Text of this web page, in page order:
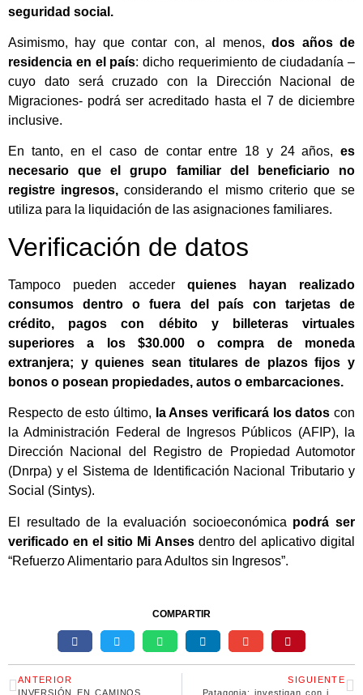
seguridad social.
Asimismo, hay que contar con, al menos,dos años de
residencia en el país: dicho requerimiento de ciudadanía –
cuyo dato será cruzado con la Dirección Nacional de
Migraciones- podrá ser acreditado hasta el 7 de diciembre
inclusive.
En tanto, en el caso de contar entre 18 y 24 años, es
necesario que el grupo familiar del beneficiario no
registre ingresos, considerando el mismo criterio que se
utiliza para la liquidación de las asignaciones familiares.
Verificación de datos
Tampoco pueden acceder quienes hayan realizado
consumos dentro o fuera del país con tarjetas de
crédito, pagos con débito y billeteras virtuales
superiores a los $30.000 o compra de moneda
extranjera; y quienes sean titulares de plazos fijos y
bonos o posean propiedades, autos o embarcaciones.
Respecto de esto último, la Anses verificará los datos con
la Administración Federal de Ingresos Públicos (AFIP), la
Dirección Nacional del Registro de Propiedad Automotor
(Dnrpa) y el Sistema de Identificación Nacional Tributario y
Social (Sintys).
El resultado de la evaluación socioeconómica podrá ser
verificado en el sitio Mi Anses dentro del aplicativo digital
“Refuerzo Alimentario para Adultos sin Ingresos”.
COMPARTIR
ANTERIOR
SIGUIENTE